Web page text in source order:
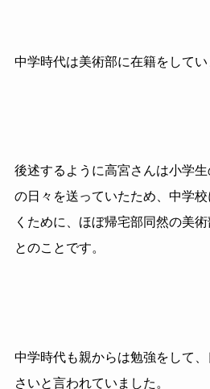
中学時代は美術部に在籍をしてい
後述するように高宮さんは小学
の日々を送っていたため、中学
くために、ほぼ帰宅部同然の美
とのことです。
中学時代も親からは勉強をして
さいと言われていました。